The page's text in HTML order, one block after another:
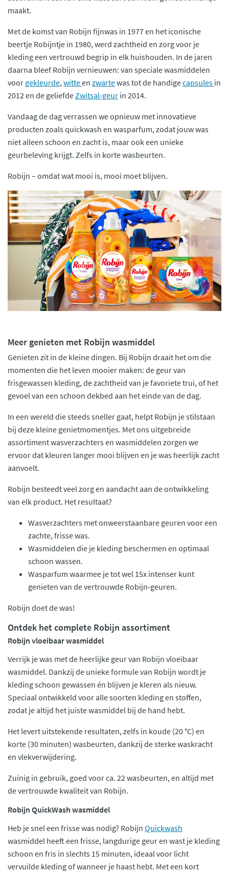
maakt.
Met de komst van Robijn fijnwas in 1977 en het iconische
beertje Robijntje in 1980, werd zachtheid en zorg voor je
kleding een vertrouwd begrip in elk huishouden. In de jaren
daarna bleef Robijn vernieuwen: van speciale wasmiddelen
voor gekleurde, witteen zwartewas tot de handigecapsules in
2012 en de geliefde Zwitsal-geur in 2014.
Vandaag de dag verrassen we opnieuw met innovatieve
producten zoals quickwash en wasparfum, zodat jouw was
niet alleen schoon en zacht is, maar ook een unieke
geurbeleving krijgt. Zelfs in korte wasbeurten.
Robijn – omdat wat mooi is, mooi moet blijven.
Meer genieten met Robijn wasmiddel
Genieten zit in de kleine dingen. Bij Robijn draait het om die
momenten die het leven mooier maken: de geur van
frisgewassen kleding, de zachtheid van je favoriete trui, of het
gevoel van een schoon dekbed aan het einde van de dag.
In een wereld die steeds sneller gaat, helpt Robijn je stilstaan
bij deze kleine genietmomentjes. Met ons uitgebreide
assortiment wasverzachters en wasmiddelen zorgen we
ervoor dat kleuren langer mooi blijven en je was heerlijk zacht
aanvoelt.
Robijn besteedt veel zorg en aandacht aan de ontwikkeling
van elk product. Het resultaat?
Wasverzachters met onweerstaanbare geuren voor een
zachte, frisse was.
Wasmiddelen die je kleding beschermen en optimaal
schoon wassen.
Wasparfum waarmee je tot wel 15x intenser kunt
genieten van de vertrouwde Robijn-geuren.
Robijn doet de was!
Ontdek het complete Robijn assortiment
Robijn vloeibaar wasmiddel
Verrijk je was met de heerlijke geur van Robijn vloeibaar
wasmiddel. Dankzij de unieke formule van Robijn wordt je
kleding schoon gewassen én blijven je kleren als nieuw.
Speciaal ontwikkeld voor alle soorten kleding en stoffen,
zodat je altijd het juiste wasmiddel bij de hand hebt.
Het levert uitstekende resultaten, zelfs in koude (20 °C) en
korte (30 minuten) wasbeurten, dankzij de sterke waskracht
en vlekverwijdering.
Zuinig in gebruik, goed voor ca. 22 wasbeurten, en altijd met
de vertrouwde kwaliteit van Robijn.
Robijn QuickWash wasmiddel
Heb je snel een frisse was nodig? Robijn Quickwash
wasmiddel heeft een frisse, langdurige geur en wast je kleding
schoon en fris in slechts 15 minuten, ideaal voor licht
vervuilde kleding of wanneer je haast hebt. Met een kort